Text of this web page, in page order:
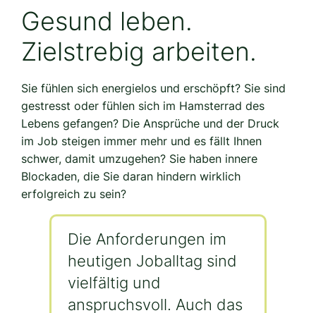
Gesund leben.
Zielstrebig arbeiten.
Sie fühlen sich energielos und erschöpft? Sie sind
gestresst oder fühlen sich im Hamsterrad des
Lebens gefangen? Die Ansprüche und der Druck
im Job steigen immer mehr und es fällt Ihnen
schwer, damit umzugehen? Sie haben innere
Blockaden, die Sie daran hindern wirklich
erfolgreich zu sein?
Die Anforderungen im
heutigen Joballtag sind
vielfältig und
anspruchsvoll. Auch das